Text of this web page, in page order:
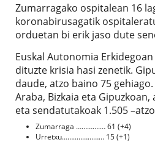
Zumarragako ospitalean 16
koronabirusagatik
orduetan bi erik jaso dute
Euskal Autonomia
dituzte krisia hasi zenetik.
daude, atzo baino 75
Araba, Bizkaia eta
eta sendatutakoak 1.505
Zumarraga ………….… 61 (+4)
Urretxu……..…………… 15 (+1)